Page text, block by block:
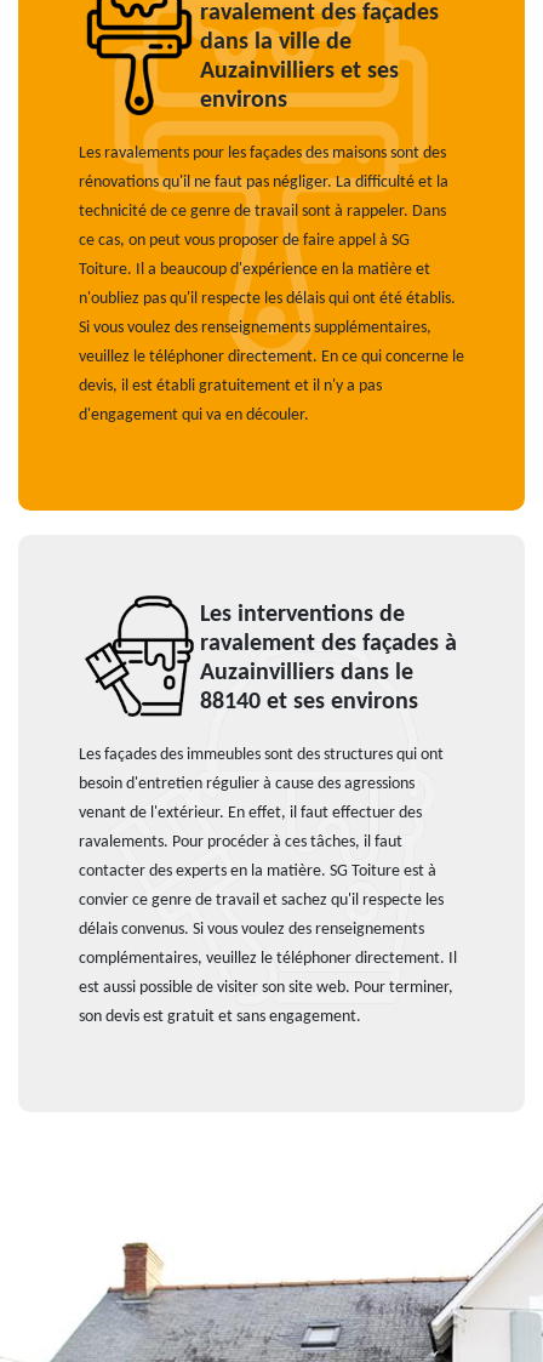
ravalement des façades
dans la ville de
Auzainvilliers et ses
environs
Les ravalements pour les façades des maisons sont des
rénovations qu'il ne faut pas négliger. La difficulté et la
technicité de ce genre de travail sont à rappeler. Dans
ce cas, on peut vous proposer de faire appel à SG
Toiture. Il a beaucoup d'expérience en la matière et
n'oubliez pas qu'il respecte les délais qui ont été établis.
Si vous voulez des renseignements supplémentaires,
veuillez le téléphoner directement. En ce qui concerne le
devis, il est établi gratuitement et il n'y a pas
d'engagement qui va en découler.
Les interventions de
ravalement des façades à
Auzainvilliers dans le
88140 et ses environs
Les façades des immeubles sont des structures qui ont
besoin d'entretien régulier à cause des agressions
venant de l'extérieur. En effet, il faut effectuer des
ravalements. Pour procéder à ces tâches, il faut
contacter des experts en la matière. SG Toiture est à
convier ce genre de travail et sachez qu'il respecte les
délais convenus. Si vous voulez des renseignements
complémentaires, veuillez le téléphoner directement. Il
est aussi possible de visiter son site web. Pour terminer,
son devis est gratuit et sans engagement.